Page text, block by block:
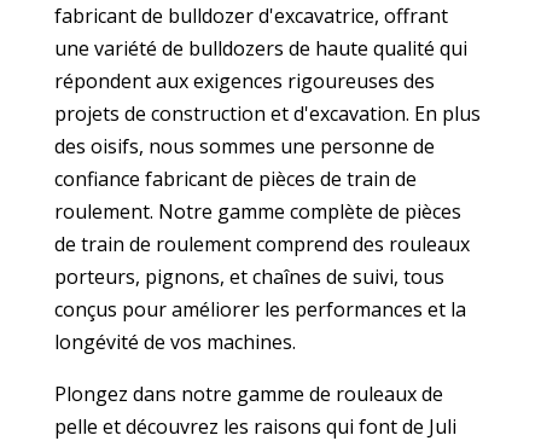
fabricant de bulldozer d'excavatrice, offrant
une variété de bulldozers de haute qualité qui
répondent aux exigences rigoureuses des
projets de construction et d'excavation. En plus
des oisifs, nous sommes une personne de
confiance fabricant de pièces de train de
roulement. Notre gamme complète de pièces
de train de roulement comprend des rouleaux
porteurs, pignons, et chaînes de suivi, tous
conçus pour améliorer les performances et la
longévité de vos machines.
Plongez dans notre gamme de rouleaux de
pelle et découvrez les raisons qui font de Juli